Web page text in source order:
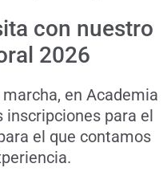
con nuestro
2026
en Academia
para el
el que contamos